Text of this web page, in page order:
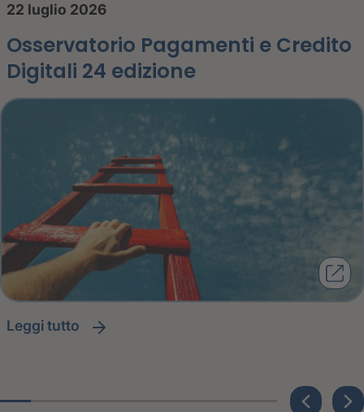
22 luglio 2026
Osservatorio Pagamenti e Credito
Digitali 24 edizione
leggi tutto